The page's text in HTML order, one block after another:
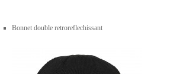
Bonnet double retroreflechissant